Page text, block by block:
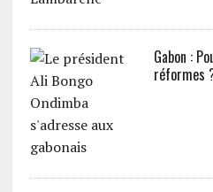
Gabon :
réformes